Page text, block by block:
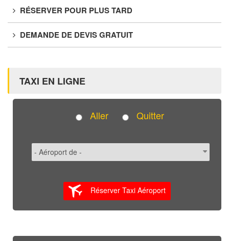
RÉSERVER POUR PLUS TARD
DEMANDE DE DEVIS GRATUIT
TAXI EN LIGNE
Aller Quitter
Réserver Taxi Aéroport